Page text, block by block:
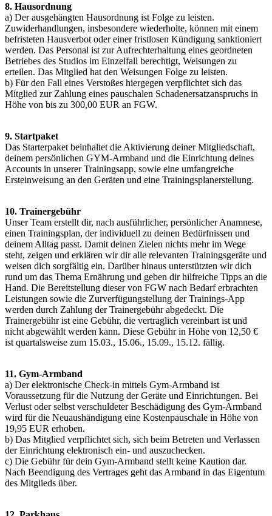
8. Hausordnung
a) Der ausgehängten Hausordnung ist Folge zu leisten.
Zuwiderhandlungen, insbesondere wiederholte, können mit einem
befristeten Hausverbot oder einer fristlosen Kündigung sanktioniert
werden. Das Personal ist zur Aufrechterhaltung eines geordneten
Betriebes des Studios im Einzelfall berechtigt, Weisungen zu
erteilen. Das Mitglied hat den Weisungen Folge zu leisten.
b) Für den Fall eines Verstoßes hiergegen verpflichtet sich das
Mitglied zur Zahlung eines pauschalen Schadenersatzanspruchs in
Höhe von bis zu 300,00 EUR an FGW.
9. Startpaket
Das Starterpaket beinhaltet die Aktivierung deiner Mitgliedschaft,
deinem persönlichen GYM-Armband und die Einrichtung deines
Accounts in unserer Trainingsapp, sowie eine umfangreiche
Ersteinweisung an den Geräten und eine Trainingsplanerstellung.
10. Trainergebühr
Unser Team erstellt dir, nach ausführlicher, persönlicher Anamnese,
einen Trainingsplan, der individuell zu deinen Bedürfnissen und
deinem Alltag passt. Damit deinen Zielen nichts mehr im Wege
steht, zeigen und erklären wir dir alle relevanten Trainingsgeräte und
weisen dich sorgfältig ein. Darüber hinaus unterstützten wir dich
rund um das Thema Ernährung und geben dir hilfreiche Tipps an die
Hand. Die Bereitstellung dieser von FGW nach Bedarf erbrachten
Leistungen sowie die Zurverfügungstellung der Trainings-App
werden durch Zahlung der Trainergebühr abgedeckt. Die
Trainergebühr ist eine Gebühr, die vertraglich vereinbart ist und
nicht abgewählt werden kann. Diese Gebühr in Höhe von 12,50 €
ist quartalsweise zum 15.03., 15.06., 15.09., 15.12. fällig.
11. Gym-Armband
a) Der elektronische Check-in mittels Gym-Armband ist
Voraussetzung für die Nutzung der Geräte und Einrichtungen. Bei
Verlust oder selbst verschuldeter Beschädigung des Gym-Armband
wird für die Neuaushändigung eine Kostenpauschale in Höhe von
19,95 EUR erhoben.
b) Das Mitglied verpflichtet sich, sich beim Betreten und Verlassen
der Einrichtung elektronisch ein- und auszuchecken.
c) Die Gebühr für dein Gym-Armband stellt keine Kaution dar.
Nach Beendigung des Vertrages geht das Armband in das Eigentum
des Mitglieds über.